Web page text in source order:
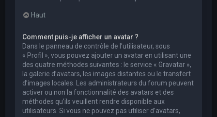
Haut
Comment puis-je afficher un avatar ?
Dans le panneau de contrôle de l’utilisateur, sous
« Profil », vous pouvez ajouter un avatar en utilisant une
des quatre méthodes suivantes : le service « Gravatar »,
la galerie d’avatars, les images distantes ou le transfert
d’images locales. Les administrateurs du forum peuvent
activer ou non la fonctionnalité des avatars et des
méthodes qu’ils veuillent rendre disponible aux
utilisateurs. Si vous ne pouvez pas utiliser d’avatars,